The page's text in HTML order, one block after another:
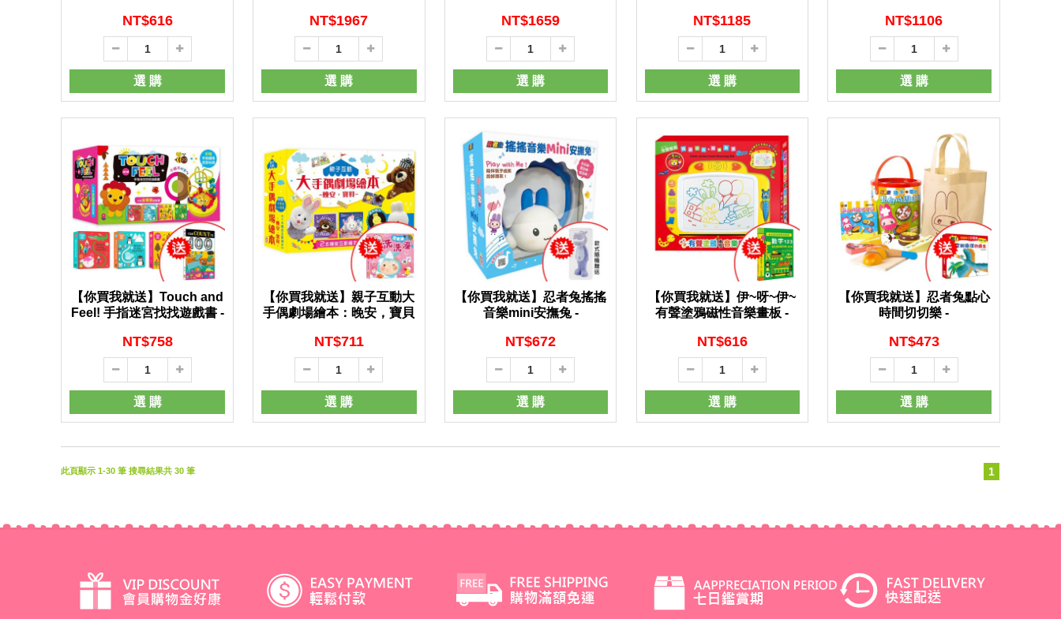
NT$616
選 購
NT$1967
選 購
NT$1659
選 購
NT$1185
選 購
NT$1106
選 購
【你買我就送】Touch and
Feel! 手指迷宮找找遊戲書 -
NT$758
選 購
【你買我就送】親子互動大
手偶劇場繪本：晚安，寶貝
NT$711
選 購
【你買我就送】忍者兔搖搖
音樂mini安撫兔 -
NT$672
選 購
【你買我就送】伊~呀~伊~
有聲塗鴉磁性音樂畫板 -
NT$616
選 購
【你買我就送】忍者兔點心
時間切切樂 -
NT$473
選 購
此頁顯示 1-30 筆 搜尋結果共 30 筆 1